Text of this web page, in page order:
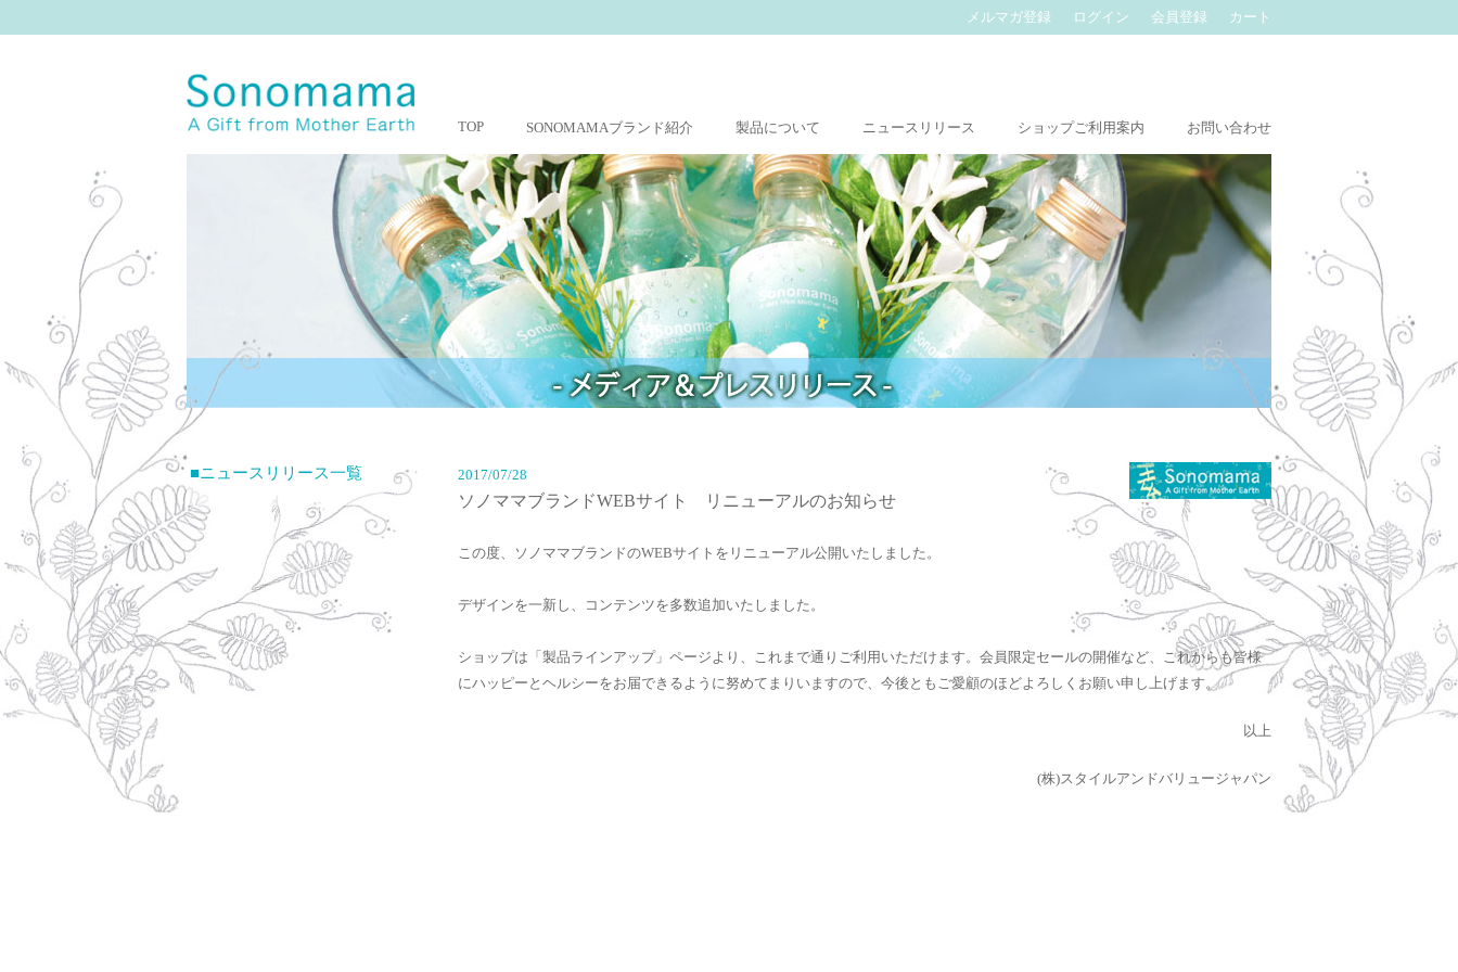
メルマガ登録 ログイン 会員登録 カート
TOP SONOMAMAブランド紹介 製品について ニュースリリース ショップご利用案内 お問い合わせ
■ニュースリリース一覧 2017/07/28
ソノママブランドWEBサイト リニューアルのお知らせ
この度、ソノママブランドのWEBサイトをリニューアル公開いたしました。
デザインを一新し、コンテンツを多数追加いたしました。
ショップは「 製品ラインアップ」ページより、これまで通りご利用いただけます。会員限定セールの開催など、これからも皆様
にハッピーとヘルシーをお届できるように努めてまりいますので、今後ともご愛顧のほどよろしくお願い申し上げます。
以上
(株)スタイルアンドバリュージャパン